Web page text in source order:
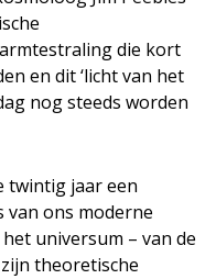
die kort
en dit ‘licht van het
nog steeds worden
twintig jaar een
van ons moderne
universum – van de
theoretische